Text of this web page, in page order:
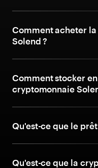
Comment acheter
Solend ?
Comment stocker
cryptomonnaie
Qu'est-ce que le prêt
Qu'est-ce que la